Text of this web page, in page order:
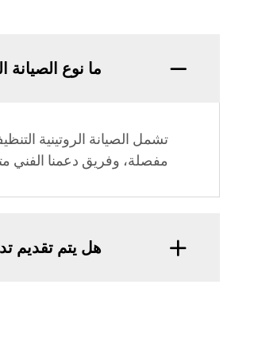
ما نوع
تشمل الصيانة الروتينية
مفصلة، وفريق دعمنا الفني
هل يتم تقديم